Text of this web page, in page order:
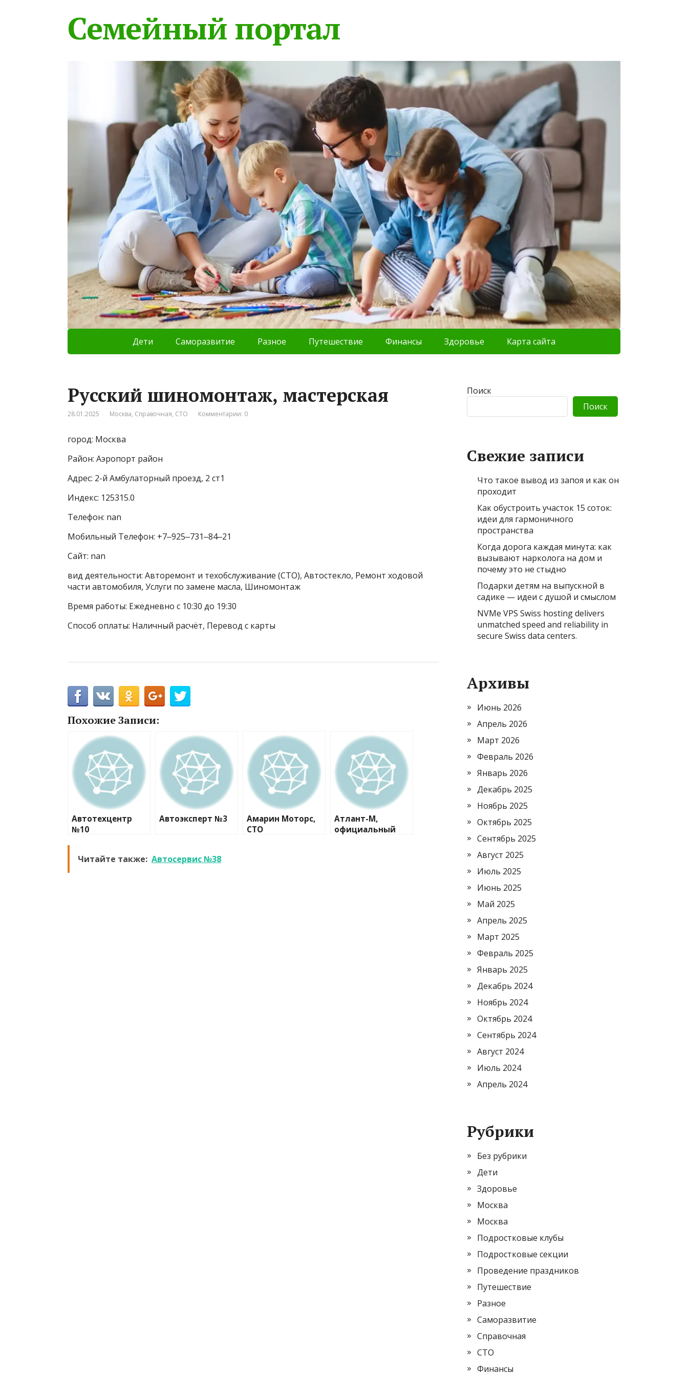
Семейный портал
Дети Саморазвитие Разное Путешествие Финансы Здоровье Карта сайта
Русский шиномонтаж, мастерская
28.01.2025 Москва, Справочная, СТО Комментарии: 0
город: Москва
Район: Аэропорт район
Адрес: 2-й Амбулаторный проезд, 2 ст1
Индекс: 125315.0
Телефон: nan
Мобильный Телефон: +7‒925‒731‒84‒21
Сайт: nan
вид деятельности: Авторемонт и техобслуживание (СТО), Автостекло, Ремонт ходовой
части автомобиля, Услуги по замене масла, Шиномонтаж
Время работы: Ежедневно с 10:30 до 19:30
Способ оплаты: Наличный расчёт, Перевод с карты
Похожие Записи:
Автотехцентр
№10
Автоэксперт №3
Амарин Моторс,
СТО
Атлант-М,
официальный
Читайте также: Автосервис №38
Поиск
Поиск
Свежие записи
Что такое вывод из запоя и как он
проходит
Как обустроить участок 15 соток:
идеи для гармоничного
пространства
Когда дорога каждая минута: как
вызывают нарколога на дом и
почему это не стыдно
Подарки детям на выпускной в
садике — идеи с душой и смыслом
NVMe VPS Swiss hosting delivers
unmatched speed and reliability in
secure Swiss data centers.
Архивы
Июнь 2026
Апрель 2026
Март 2026
Февраль 2026
Январь 2026
Декабрь 2025
Ноябрь 2025
Октябрь 2025
Сентябрь 2025
Август 2025
Июль 2025
Июнь 2025
Май 2025
Апрель 2025
Март 2025
Февраль 2025
Январь 2025
Декабрь 2024
Ноябрь 2024
Октябрь 2024
Сентябрь 2024
Август 2024
Июль 2024
Апрель 2024
Рубрики
Без рубрики
Дети
Здоровье
Москва
Москва
Подростковые клубы
Подростковые секции
Проведение праздников
Путешествие
Разное
Саморазвитие
Справочная
СТО
Финансы